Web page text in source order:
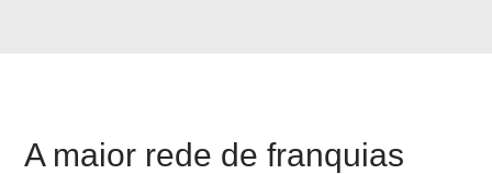
A maior rede de franquias